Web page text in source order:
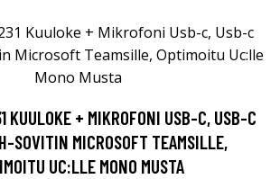
KUULOKE + MIKROFONI USB-C, USB-C
SOVITIN MICROSOFT TEAMSILLE,
UC:LLE MONO MUSTA